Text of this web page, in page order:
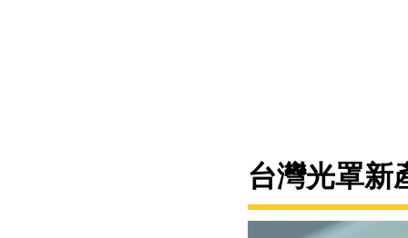
台灣光罩新